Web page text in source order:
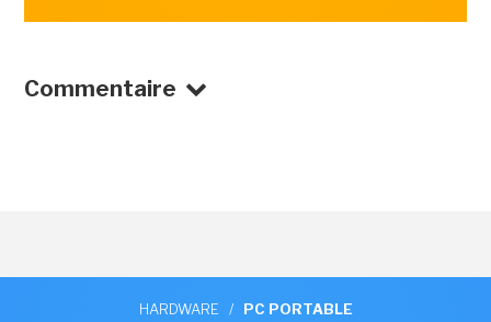
Commentaire
HARDWARE / PC PORTABLE